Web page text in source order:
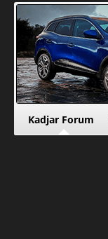
Kadjar Forum